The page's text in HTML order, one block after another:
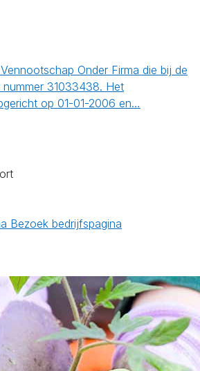
Onder Firma die bij de
31033438. Het
op 01-01-2006 en…
Bezoek bedrijfspagina